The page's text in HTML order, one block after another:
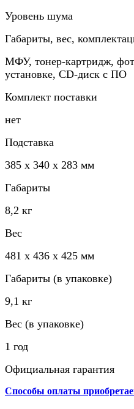
Уровень шума
Габариты, вес,
МФУ, тонер-картридж,
установке, CD-диск с ПО
Комплект поставки
нет
Подставка
385 x 340 x 283 мм
Габариты
8,2 кг
Вес
481 x 436 x 425 мм
Габариты (в упаковке)
9,1 кг
Вес (в упаковке)
1 год
Официальная гарантия
Способы оплаты